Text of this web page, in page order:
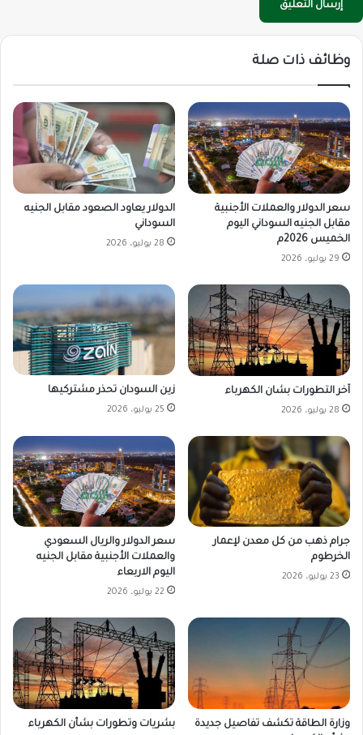
وظائف ذات صلة
سعر الدولار والعملات الأجنبية
مقابل الجنيه السوداني اليوم
الخميس 2026م
29 يوليو، 2026
الدولار يعاود الصعود مقابل الجنيه
السوداني
28 يوليو، 2026
آخر التطورات بشان الكهرباء
28 يوليو، 2026
زين السودان تحذر مشتركيها
25 يوليو، 2026
جرام ذهب من كل معدن لإعمار
الخرطوم
23 يوليو، 2026
سعر الدولار والريال السعودي
والعملات الأجنبية مقابل الجنيه
اليوم الاربعاء
22 يوليو، 2026
وزارة الطاقة تكشف تفاصيل جديدة
بشريات وتطورات بشأن الكهرباء